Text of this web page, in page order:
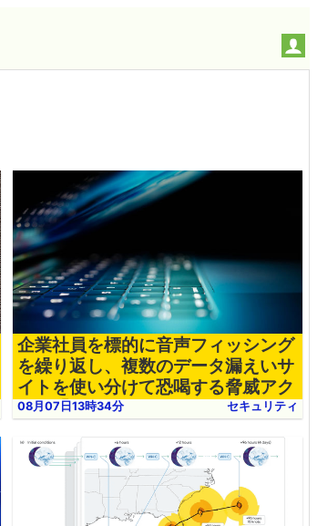
企業社員を標的に音声フィッシング
を繰り返し、複数のデータ漏えいサ
イトを使い分けて恐喝する脅威アク
ター「UNC6671」についてGoogle
08月07日13時34分 セキュリティ